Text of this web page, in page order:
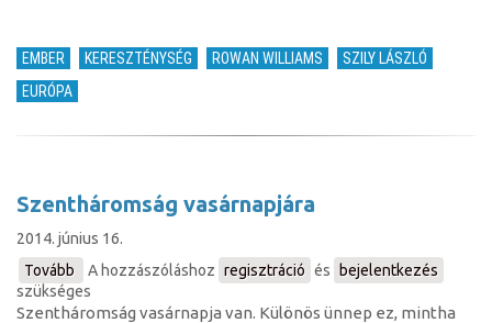
EMBER KERESZTÉNYSÉG ROWAN WILLIAMS
SZILY LÁSZLÓ
EURÓPA
Szentháromság vasárnapjára
2014. június 16.
Tovább
(Szentháromság
vasárnapjára)
A hozzászóláshoz regisztráció és
bejelentkezés
szükséges
Szentháromság vasárnapja van. Különös ünnep ez, mintha